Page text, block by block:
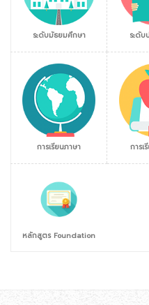
ระดับมัธยมศึกษา ระดั
การเรียนภาษา การเ
หลักสูตร Foundation